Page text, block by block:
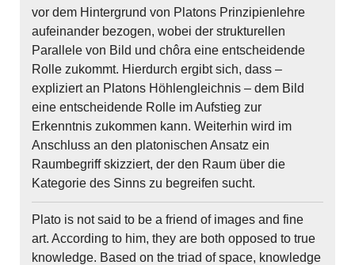
vor dem Hintergrund von Platons Prinzipienlehre
aufeinander bezogen, wobei der strukturellen
Parallele von Bild und chôra eine entscheidende
Rolle zukommt. Hierdurch ergibt sich, dass –
expliziert an Platons Höhlengleichnis – dem Bild
eine entscheidende Rolle im Aufstieg zur
Erkenntnis zukommen kann. Weiterhin wird im
Anschluss an den platonischen Ansatz ein
Raumbegriff skizziert, der den Raum über die
Kategorie des Sinns zu begreifen sucht.
Plato is not said to be a friend of images and fine
art. According to him, they are both opposed to true
knowledge. Based on the triad of space, knowledge